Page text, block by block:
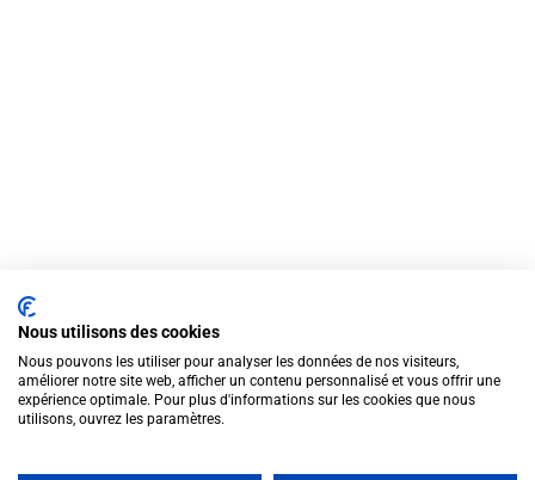
Nous utilisons des cookies
Nous pouvons les utiliser pour analyser les données de nos visiteurs,
améliorer notre site web, afficher un contenu personnalisé et vous offrir une
expérience optimale. Pour plus d'informations sur les cookies que nous
utilisons, ouvrez les paramètres.